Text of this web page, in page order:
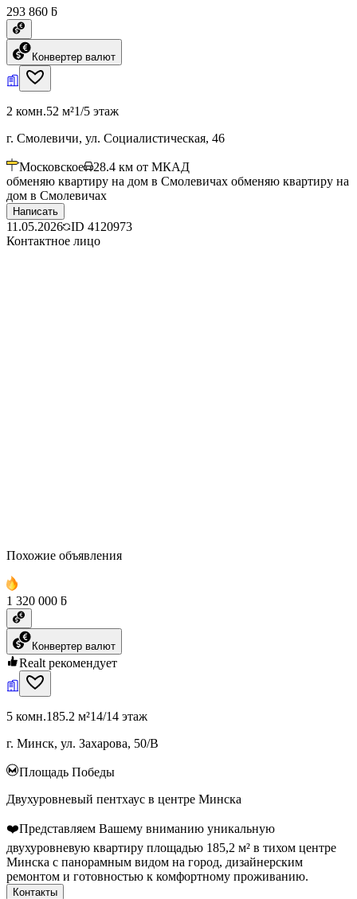
293 860 ƃ
Конвертер валют
2 комн.52 м²1/5 этаж
г. Смолевичи, ул. Социалистическая, 46
Московское 28.4 км от МКАД
обменяю квартиру на дом в Смолевичах обменяю квартиру на
дом в Смолевичах
Написать
11.05.2026 ID 4120973
Контактное лицо
Похожие объявления
1 320 000 ƃ
Конвертер валют
Realt рекомендует
5 комн.185.2 м²14/14 этаж
г. Минск, ул. Захарова, 50/В
Площадь Победы
Двухуровневый пентхаус в центре Минска
❤️Представляем Вашему вниманию уникальную
двухуровневую квартиру площадью 185,2 м² в тихом центре
Минска с панорамным видом на город, дизайнерским
ремонтом и готовностью к комфортному проживанию.
Контакты